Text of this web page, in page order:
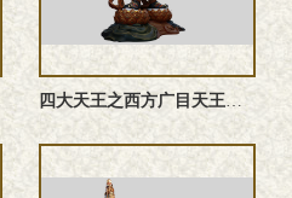
四大天王之西方广目天王佛像